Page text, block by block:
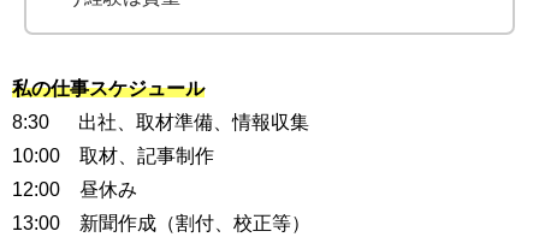
私の仕事スケジュール
8:30 出社、取材準備、情報収集
10:00 取材、記事制作
12:00 昼休み
13:00 新聞作成（割付、校正等）